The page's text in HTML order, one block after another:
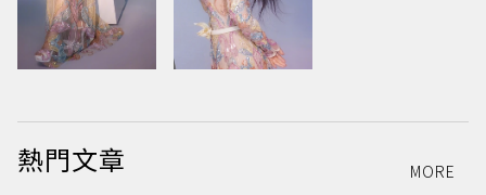
熱門文章 MORE